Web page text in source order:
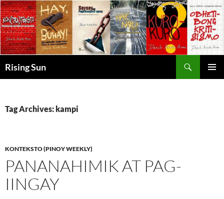
Skip
to
content
Rising Sun
Tag Archives: kampi
KONTEKSTO (PINOY WEEKLY)
PANANAHIMIK AT PAG-
IINGAY